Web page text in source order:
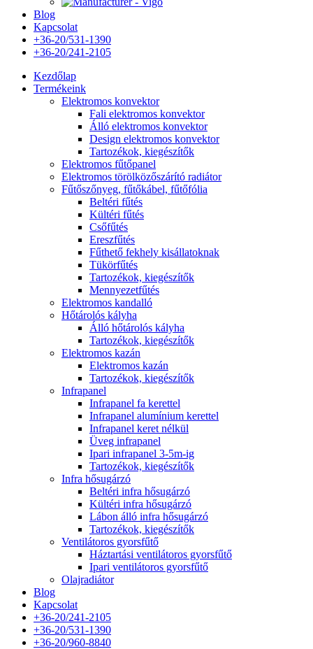
Blog
Kapcsolat
+36-20/531-1390
+36-20/241-2105
Kezdőlap
Termékeink
Elektromos konvektor
Fali elektromos konvektor
Álló elektromos konvektor
Design elektromos konvektor
Tartozékok, kiegészítők
Elektromos fűtőpanel
Elektromos törölközőszárító radiátor
Fűtőszőnyeg, fűtőkábel, fűtőfólia
Beltéri fűtés
Kültéri fűtés
Csőfűtés
Ereszfűtés
Fűthető fekhely kisállatoknak
Tükörfűtés
Tartozékok, kiegészítők
Mennyezetfűtés
Elektromos kandalló
Hőtárolós kályha
Álló hőtárolós kályha
Tartozékok, kiegészítők
Elektromos kazán
Elektromos kazán
Tartozékok, kiegészítők
Infrapanel
Infrapanel fa kerettel
Infrapanel alumínium kerettel
Infrapanel keret nélkül
Üveg infrapanel
Ipari infrapanel 3-5m-ig
Tartozékok, kiegészítők
Infra hősugárzó
Beltéri infra hősugárzó
Kültéri infra hősugárzó
Lábon álló infra hősugárzó
Tartozékok, kiegészítők
Ventilátoros gyorsfűtő
Háztartási ventilátoros gyorsfűtő
Ipari ventilátoros gyorsfűtő
Olajradiátor
Blog
Kapcsolat
+36-20/241-2105
+36-20/531-1390
+36-20/960-8840